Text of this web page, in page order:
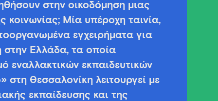
στην οικοδόμηση μιας
κοινωνίας; Μία υπέροχη ταινία,
εγχειρήματα για
στην Ελλάδα, τα οποία
εναλλακτικών εκπαιδευτικών
Θεσσαλονίκη λειτουργεί με
εκπαίδευσης και της